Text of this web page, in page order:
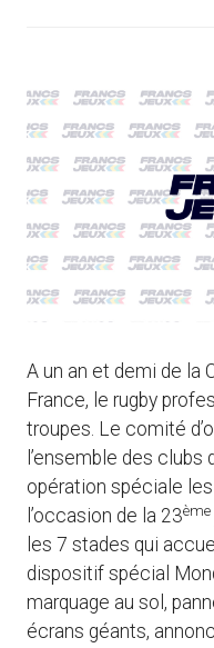
A un an et demi de la
France, le rugby
troupes. Le comité
l’ensemble des clubs
opération spéciale
l’occasion de la 23ème
les 7 stades qui
dispositif spécial
marquage au sol,
écrans géants,